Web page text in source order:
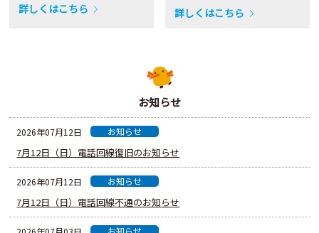
詳しくはこちら
詳しくはこちら
お知らせ
2026年07月12日 お知らせ
7月12日（日）電話回線復旧のお知らせ
2026年07月12日 お知らせ
7月12日（日）電話回線不通のお知らせ